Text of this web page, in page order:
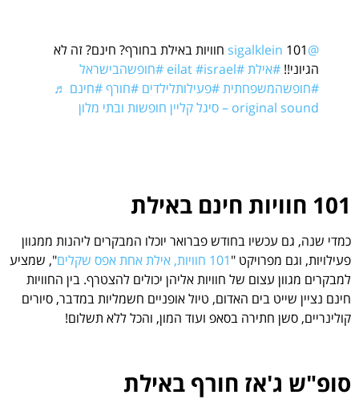
@sigalklein
101 חוויות באילת בחורף? חינם? זה לא
הגיוני!! #אילת#eilat
#israel
#חופשהבישראל
#חופשהמשפחתית#פעילותלילדים #חורף#חינם ♬
original sound – סיגל קליין חופשות ובתי מלון
101 חוויות חינם באילת
כמדי שנה, גם עכשיו בחודש פברואר יוכלו המבקרים ליהנות ממגוון
פעילויות, וגם מפרויקט "101 חוויות, אילת אחת אפס שקלים
", שמציע
למבקרים מגוון עצום של חוויות אליהן יכולים להצטרף. בין החוויות
חינם נציין שייט בים האדום, טיול אופניים חשמליות במדבר, סיורים
קולינריים, סשן חתירה בסאפ ועוד המון, והכל ללא תשלום!
סופ"ש ג'אז חורף באילת